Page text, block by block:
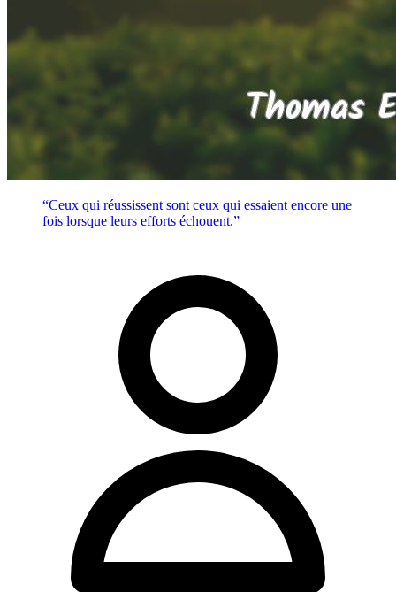
“Ceux qui réussissent sont ceux qui essaient encore une
fois lorsque leurs efforts échouent.”